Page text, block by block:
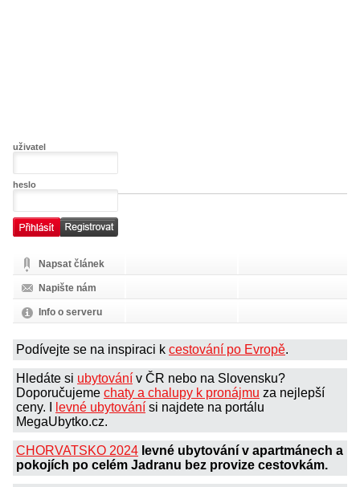
uživatel
heslo
Napsat článek
Napište nám
Info o serveru
Podívejte se na inspiraci k cestování po Evropě.
Hledáte si ubytování v ČR nebo na Slovensku?
Doporučujeme chaty a chalupy k pronájmu za nejlepší
ceny. I
levné ubytování si najdete na portálu
MegaUbytko.cz.
CHORVATSKO 2024 levné ubytování v apartmánech a
pokojích po celém Jadranu bez provize cestovkám.